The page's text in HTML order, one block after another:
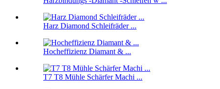
Harz Diamond Schleifräder ...
Hocheffizienz Diamant & ...
T7 T8 Mühle Schärfer Machi ...